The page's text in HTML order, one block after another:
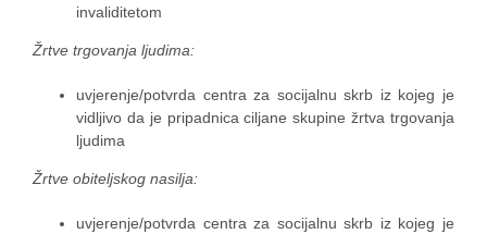
invaliditetom
Žrtve trgovanja ljudima:
uvjerenje/potvrda centra za socijalnu skrb iz kojeg je
vidljivo da je pripadnica ciljane skupine žrtva trgovanja
ljudima
Žrtve obiteljskog nasilja:
uvjerenje/potvrda centra za socijalnu skrb iz kojeg je